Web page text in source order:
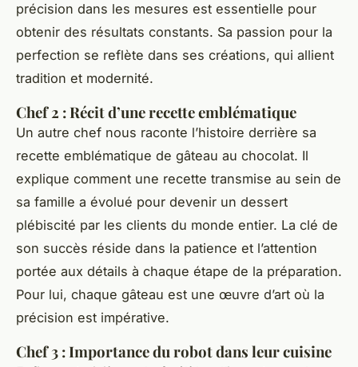
précision dans les mesures est essentielle pour
obtenir des résultats constants. Sa passion pour la
perfection se reflète dans ses créations, qui allient
tradition et modernité.
Chef 2 : Récit d’une recette emblématique
Un autre chef nous raconte l’histoire derrière sa
recette emblématique de gâteau au chocolat. Il
explique comment une recette transmise au sein de
sa famille a évolué pour devenir un dessert
plébiscité par les clients du monde entier. La clé de
son succès réside dans la patience et l’attention
portée aux détails à chaque étape de la préparation.
Pour lui, chaque gâteau est une œuvre d’art où la
précision est impérative.
Chef 3 : Importance du robot dans leur cuisine